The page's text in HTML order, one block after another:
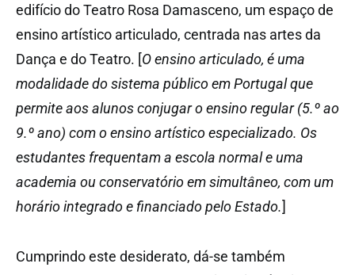
edifício do Teatro Rosa Damasceno, um espaço de
ensino artístico articulado, centrada nas artes da
Dança e do Teatro. [O ensino articulado, é uma
modalidade do sistema público em Portugal que
permite aos alunos conjugar o ensino regular (5.º ao
9.º ano) com o ensino artístico especializado. Os
estudantes frequentam a escola normal e uma
academia ou conservatório em simultâneo, com um
horário integrado e financiado pelo Estado.]
Cumprindo este desiderato, dá-se também